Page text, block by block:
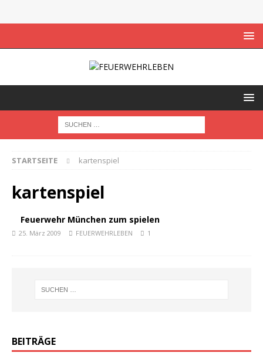
STARTSEITE kartenspiel
kartenspiel
Feuerwehr München zum spielen
25. März 2009 FEUERWEHRLEBEN 1
BEITRÄGE